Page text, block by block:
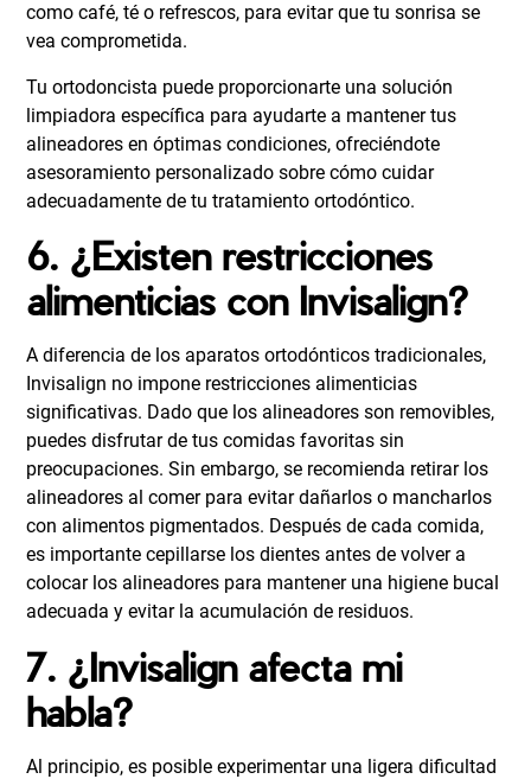
comocafé, té o refrescos, para evitar que tu sonrisa se
vea comprometida.
Tu ortodoncista puede proporcionarte una solución
limpiadora específica para ayudarte a mantener tus
alineadores en óptimas condiciones, ofreciéndote
asesoramiento personalizado sobre cómo cuidar
adecuadamente de tu tratamiento ortodóntico.
6. ¿Existen restricciones
alimenticias con Invisalign?
A diferencia de los aparatos ortodónticos tradicionales,
Invisalign no impone restricciones alimenticias
significativas. Dado que los alineadores son removibles,
puedes disfrutar de tus comidas favoritas sin
preocupaciones. Sin embargo, se recomienda retirar los
alineadores al comer para evitar dañarlos o mancharlos
con alimentos pigmentados. Después de cada comida,
es importante cepillarse los dientes antes de volver a
colocar los alineadores para mantener una higiene bucal
adecuada y evitar la acumulación de residuos.
7. ¿Invisalign afecta mi
habla?
Al principio, es posible experimentar una ligera dificultad